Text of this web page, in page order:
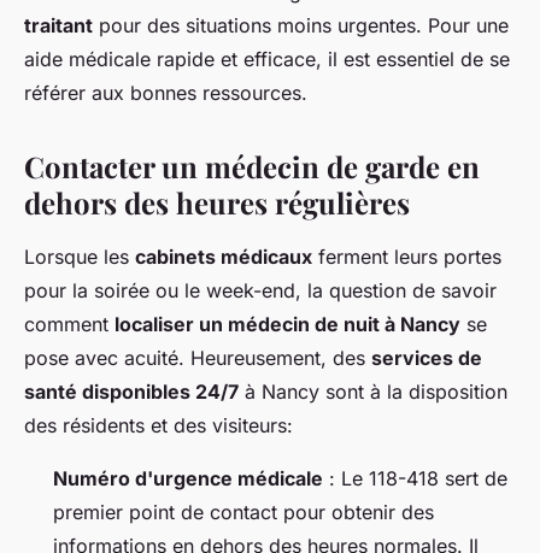
traitant pour des situations moins urgentes. Pour une
aide médicale rapide et efficace, il est essentiel de se
référer aux bonnes ressources.
Contacter un médecin de garde en
dehors des heures régulières
Lorsque les cabinets médicaux ferment leurs portes
pour la soirée ou le week-end, la question de savoir
comment localiser un médecin de nuit à Nancy se
pose avec acuité. Heureusement, des services de
santé disponibles 24/7 à Nancy sont à la disposition
des résidents et des visiteurs:
Numéro d'urgence médicale : Le 118-418 sert de
premier point de contact pour obtenir des
informations en dehors des heures normales. Il